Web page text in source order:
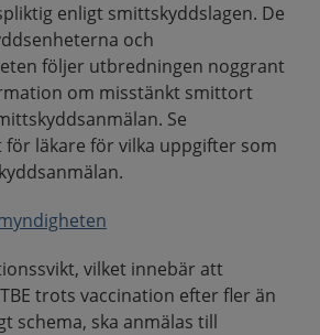
enligt smittskyddslagen. De
och
följer utbredningen noggrant
om misstänkt smittort
Se
läkare för vilka uppgifter som
vilket innebär att
trots vaccination efter fler än
schema, ska anmälas till